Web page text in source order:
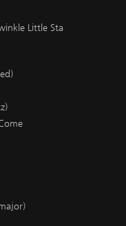
Little Sta